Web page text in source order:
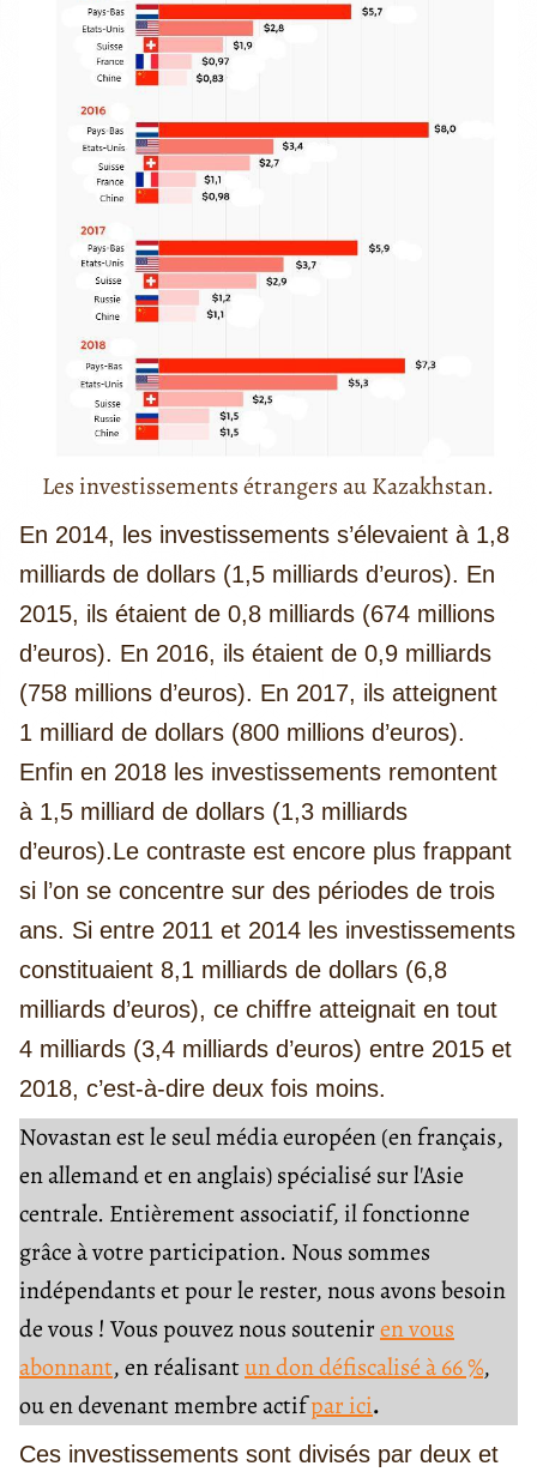
Les investissements étrangers au Kazakhstan.
En 2014, les investissements s’élevaient à 1,8
milliards de dollars (1,5 milliards d’euros). En
2015, ils étaient de 0,8 milliards (674 millions
d’euros). En 2016, ils étaient de 0,9 milliards
(758 millions d’euros). En 2017, ils atteignent
1 milliard de dollars (800 millions d’euros).
Enfin en 2018 les investissements remontent
à 1,5 milliard de dollars (1,3 milliards
d’euros).Le contraste est encore plus frappant
si l’on se concentre sur des périodes de trois
ans. Si entre 2011 et 2014 les investissements
constituaient 8,1 milliards de dollars (6,8
milliards d’euros), ce chiffre atteignait en tout
4 milliards (3,4 milliards d’euros) entre 2015 et
2018, c’est-à-dire deux fois moins.
Novastan est le seul média européen (en français,
en allemand et en anglais) spécialisé sur l'Asie
centrale. Entièrement associatif, il fonctionne
grâce à votre participation. Nous sommes
indépendants et pour le rester, nous avons besoin
de vous ! Vous pouvez nous souteniren vous
abonnant, en réalisantun don défiscalisé à 66 %,
ou en devenant membre actifpar ici.
Ces investissements sont divisés par deux et